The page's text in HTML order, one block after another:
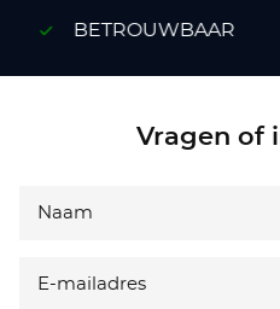
BETROUWBAAR
Vragen of